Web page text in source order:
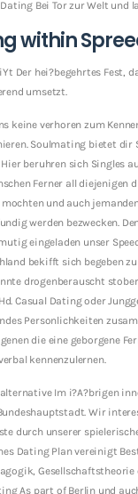
Bei Tor zur Welt und
within
Der hei?begehrtes Fest,
umsetzt.
keine verhoren zum
Soulmating bietet dir
beruhren sich Singles
Ferner all diejenigen
und auch
werden bezwecken.
eingeladen unser
bekifft sich begeben
drogenberauscht
Casual Dating oder
Personlichkeiten
die eine geborgene
kennenzulernen.
Im i?A?brigen
Wir
durch unserer
Dating Plan vereinigt
As part of Berlin und